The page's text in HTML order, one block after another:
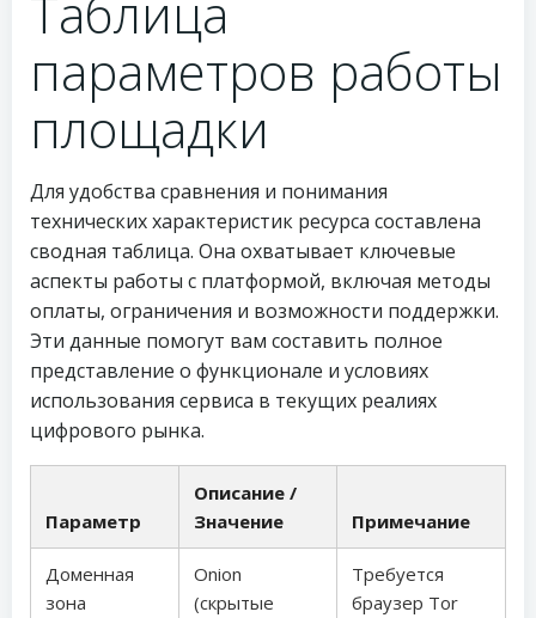
Таблица
параметров работы
площадки
Для удобства сравнения и понимания
технических характеристик ресурса составлена
сводная таблица. Она охватывает ключевые
аспекты работы с платформой, включая методы
оплаты, ограничения и возможности поддержки.
Эти данные помогут вам составить полное
представление о функционале и условиях
использования сервиса в текущих реалиях
цифрового рынка.
Параметр
Описание /
Значение
Примечание
Доменная
зона
Onion
(скрытые
Требуется
браузер Tor